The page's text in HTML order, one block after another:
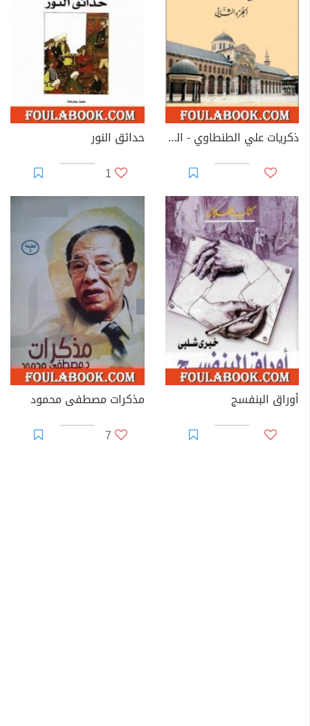
ذكريات علي الطنطاوي - الجزء الثاني
حدائق النور
1
أوراق البنفسج
مذكرات مصطفى محمود
7